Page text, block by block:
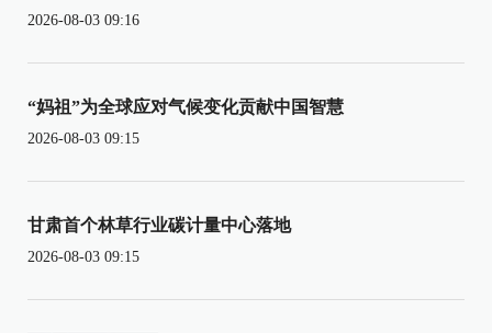
2026-08-03 09:16
“妈祖”为全球应对气候变化贡献中国智慧
2026-08-03 09:15
甘肃首个林草行业碳计量中心落地
2026-08-03 09:15